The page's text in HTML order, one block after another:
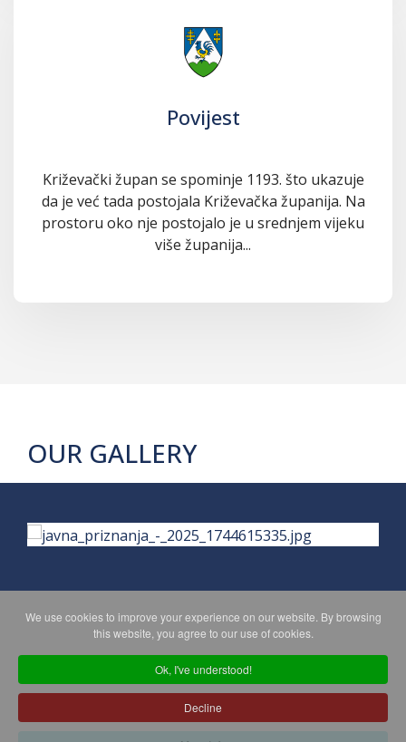
Povijest
Križevački župan se spominje 1193. što ukazuje
da je već tada postojala Križevačka županija. Na
prostoru oko nje postojalo je u srednjem vijeku
više županija...
OUR GALLERY
PRIVACY POLICY
Copyright © 2026 Koprivničko - križevačka županija. All Rights
Reserved.
We use cookies to improve your experience on our website. By browsing
this website, you agree to our use of cookies.
Ok, I've understood!
Decline